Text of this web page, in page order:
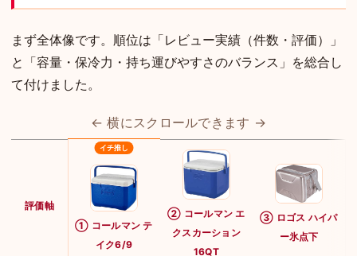
まず全体像です。順位は「レビュー実績（件数・評価）」
と「容量・保冷力・持ち運びやすさのバランス」を総合し
て付けました。
← 横にスクロールできます →
評価軸
① コールマン テ
イク6/9
② コールマン エ
クスカーション
16QT
③ ロゴス ハイパ
ー氷点下